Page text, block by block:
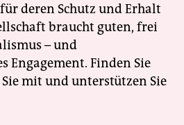
deren Schutz und Erhalt
braucht guten, frei
– und
Engagement. Finden Sie
mit und unterstützen Sie